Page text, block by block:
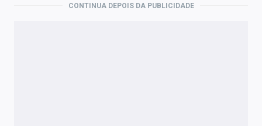
CONTINUA DEPOIS DA PUBLICIDADE